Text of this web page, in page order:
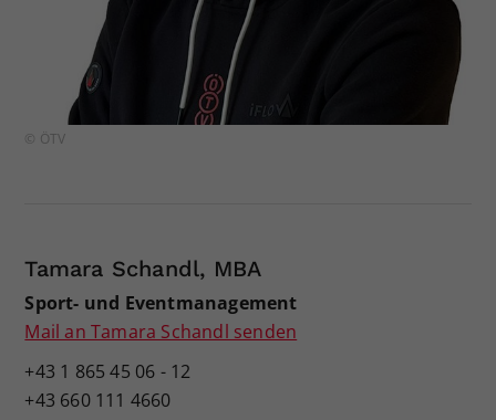
© ÖTV
Tamara Schandl, MBA
Sport- und Eventmanagement
Mail an Tamara Schandl senden
+43 1 865 45 06 - 12
+43 660 111 4660